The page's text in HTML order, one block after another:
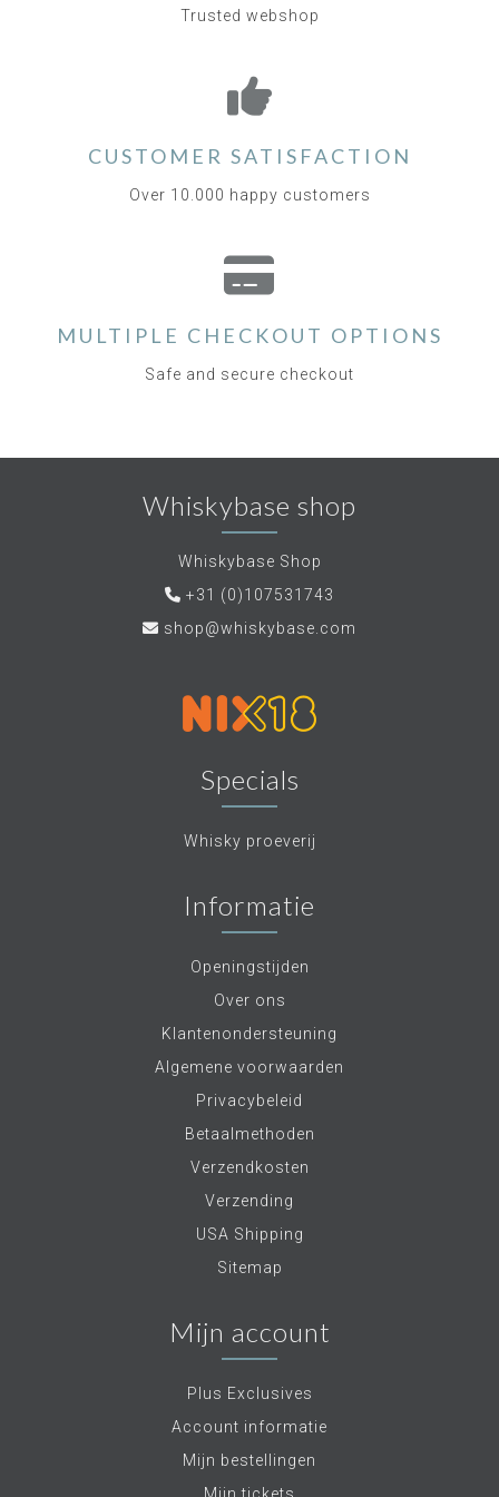
Trusted webshop
CUSTOMER SATISFACTION
Over 10.000 happy customers
MULTIPLE CHECKOUT OPTIONS
Safe and secure checkout
Whiskybase shop
Whiskybase Shop
+31 (0)107531743
shop@whiskybase.com
Specials
Whisky proeverij
Informatie
Openingstijden
Over ons
Klantenondersteuning
Algemene voorwaarden
Privacybeleid
Betaalmethoden
Verzendkosten
Verzending
USA Shipping
Sitemap
Mijn account
Plus Exclusives
Account informatie
Mijn bestellingen
Mijn tickets